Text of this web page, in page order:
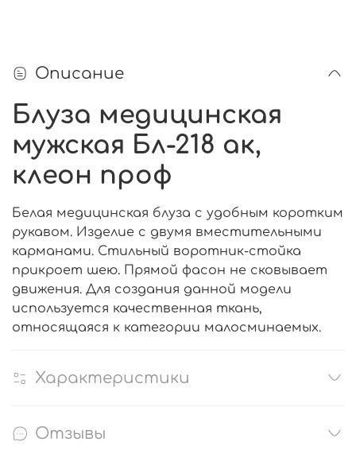
Описание
Блуза медицинская
мужская Бл-218 ак,
клеон проф
Белая медицинская блуза с удобным коротким
рукавом. Изделие с двумя вместительными
карманами. Стильный воротник-стойка
прикроет шею. Прямой фасон не сковывает
движения. Для создания данной модели
используется качественная ткань,
относящаяся к категории малосминаемых.
Характеристики
Отзывы